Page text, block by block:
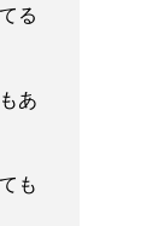
る
あ
も